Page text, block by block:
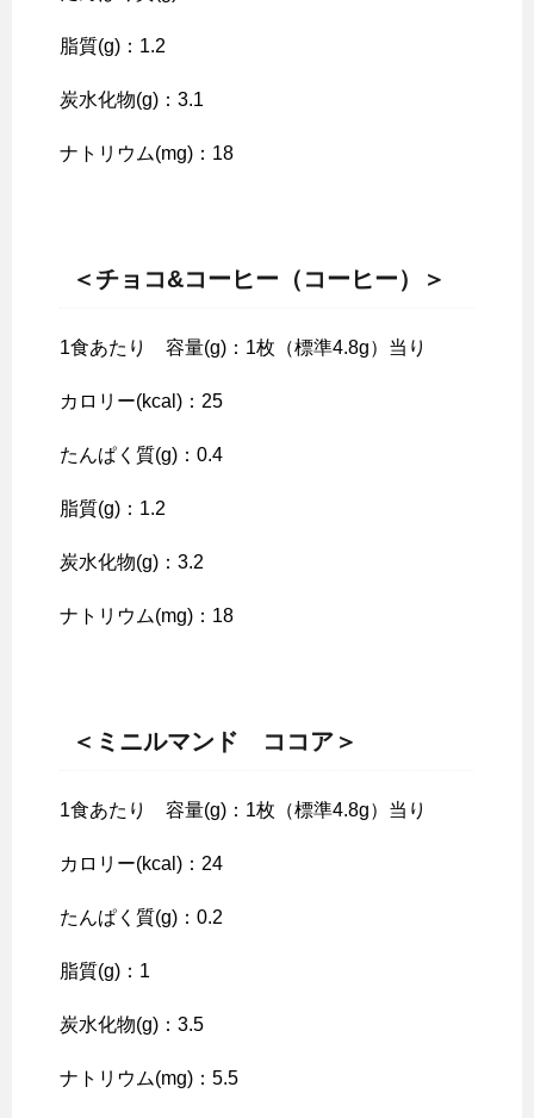
脂質(g)：1.2
炭水化物(g)：3.1
ナトリウム(mg)：18
＜チョコ&コーヒー（コーヒー）＞
1食あたり 容量(g)：1枚（標準4.8g）当り
カロリー(kcal)：25
たんぱく質(g)：0.4
脂質(g)：1.2
炭水化物(g)：3.2
ナトリウム(mg)：18
＜ミニルマンド ココア＞
1食あたり 容量(g)：1枚（標準4.8g）当り
カロリー(kcal)：24
たんぱく質(g)：0.2
脂質(g)：1
炭水化物(g)：3.5
ナトリウム(mg)：5.5